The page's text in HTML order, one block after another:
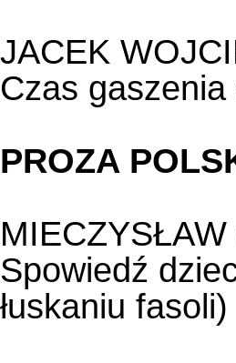
JACEK
Czas gaszenia
PROZA
MIECZYSŁAW
Spowiedź
łuskaniu fasoli)